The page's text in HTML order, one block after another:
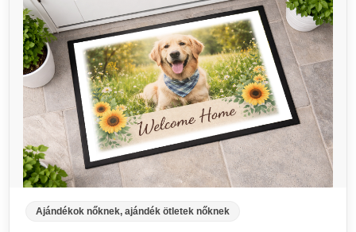
Ajándékok nőknek, ajándék ötletek nőknek